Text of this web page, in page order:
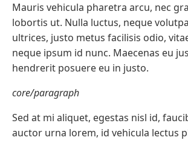
Mauris vehicula pharetra arcu, nec
lobortis ut. Nulla luctus, neque
ultrices, justo metus facilisis odio,
neque ipsum id nunc. Maecenas eu
hendrerit posuere eu in justo.
core/paragraph
Sed at mi aliquet, egestas nisl id,
auctor urna lorem, id vehicula lectus